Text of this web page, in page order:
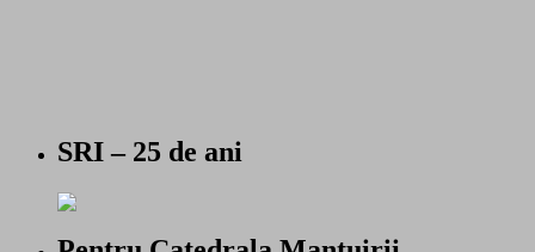
SRI – 25 de ani